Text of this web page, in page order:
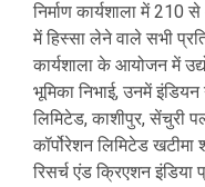
निर्माण कार्यशाला में 210
में हिस्सा लेने वाले सभी
कार्यशाला के आयोजन में
भूमिका निभाई, उनमें
लिमिटेड, काशीपुर, सेंचुरी
कॉर्पोरेशन लिमिटेड
रिसर्च एंड क्रिएशन